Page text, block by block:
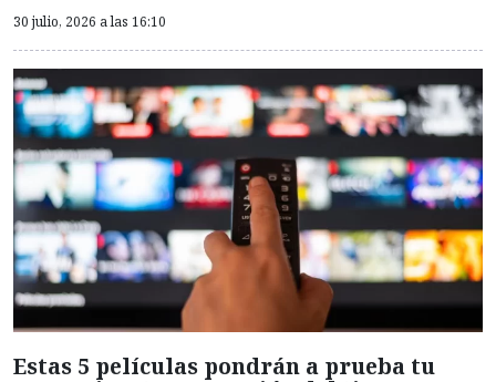
30 julio, 2026 a las 16:10
Estas 5 películas pondrán a prueba tu